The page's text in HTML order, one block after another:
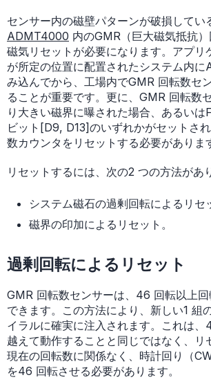
センサー内の磁壁パターンが破損してい
ADMT4000 内のGMR（巨大磁気抵抗
磁気リセットが必要になります。アプリ
が所定の位置に配置されたシステム内
み込んでから、工場内でGMR 回転数セ
ることが重要です。更に、GMR 回転数
り大きい磁界に曝された場合、あるい
ビット[D9, D13]のいずれかがセットさ
数カウンタをリセットする必要がありま
リセットするには、次の2 つの方法があ
システム磁石の過剰回転によるリセ
磁界の印加によるリセット。
過剰回転によるリセット
GMR 回転数センサーは、46 回転以上回
できます。この方法により、新しい1 組
イラルに確実に注入されます。これは
越えて動作することと同じではなく、リ
現在の回転数に関係なく、時計回り（
を46 回転させる必要があります。